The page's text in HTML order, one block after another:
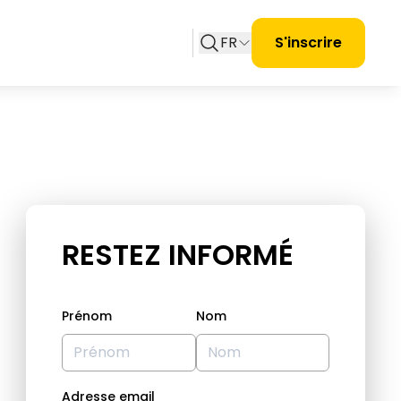
FR S'inscrire
RESTEZ INFORMÉ
Prénom Nom
Adresse email